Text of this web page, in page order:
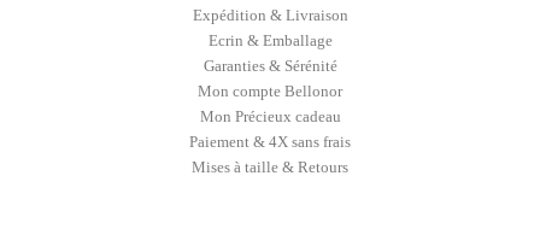
Expédition & Livraison
Ecrin & Emballage
Garanties & Sérénité
Mon compte Bellonor
Mon Précieux cadeau
Paiement & 4X sans frais
Mises à taille & Retours